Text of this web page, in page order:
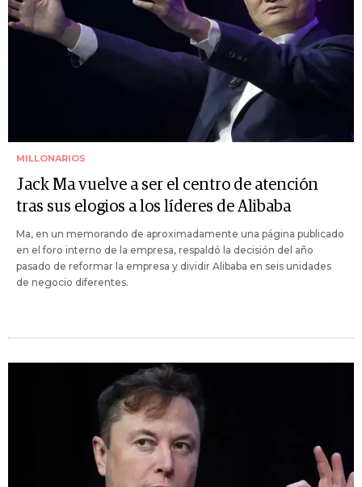
MILLONARIOS
Jack Ma vuelve a ser el centro de atención
tras sus elogios a los líderes de Alibaba
Ma, en un memorando de aproximadamente una página publicado
en el foro interno de la empresa, respaldó la decisión del año
pasado de reformar la empresa y dividir Alibaba en seis unidades
de negocio diferentes.